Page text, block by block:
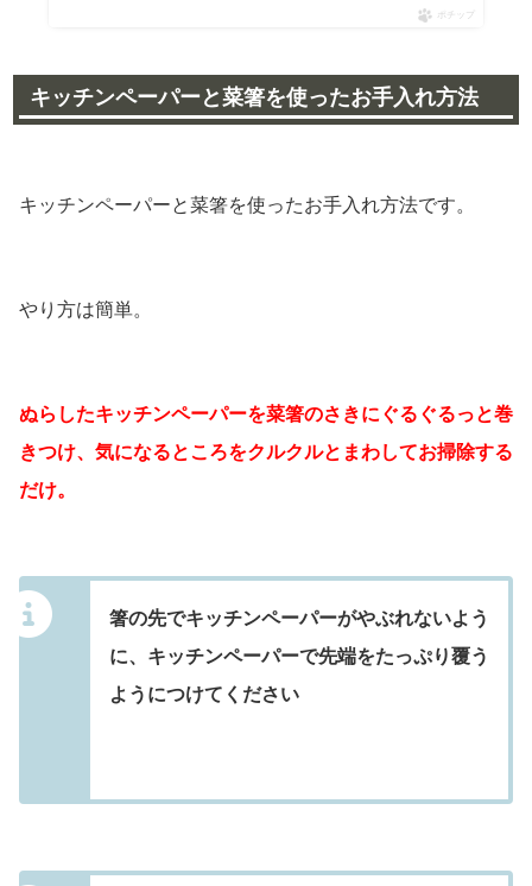
ポチップ
キッチンペーパーと菜箸を使ったお手入れ方法
キッチンペーパーと菜箸を使ったお手入れ方法です。
やり方は簡単。
ぬらしたキッチンペーパーを菜箸のさきにぐるぐるっと巻
きつけ、 気になるところをクルクルとまわしてお掃除する
だけ。
箸の先でキッチンペーパーがやぶれないよう
に、 キッチンペーパーで先端をたっぷり覆う
ようにつけてください